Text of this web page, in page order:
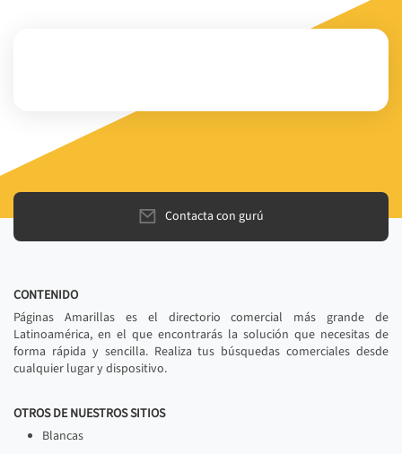
Contacta con gurú
CONTENIDO
Páginas Amarillas es el directorio comercial más grande de
Latinoamérica, en el que encontrarás la solución que necesitas de
forma rápida y sencilla. Realiza tus búsquedas comerciales desde
cualquier lugar y dispositivo.
OTROS DE NUESTROS SITIOS
Blancas